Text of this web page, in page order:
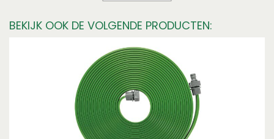
BEKIJK OOK DE VOLGENDE PRODUCTEN: